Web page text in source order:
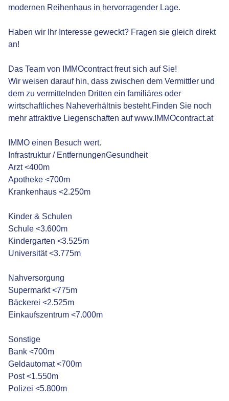
modernen Reihenhaus in hervorragender Lage.
Haben wir Ihr Interesse geweckt? Fragen sie gleich direkt
an!
Das Team von IMMOcontract freut sich auf Sie!
Wir weisen darauf hin, dass zwischen dem Vermittler und
dem zu vermittelnden Dritten ein familiäres oder
wirtschaftliches Naheverhältnis besteht.Finden Sie noch
mehr attraktive Liegenschaften auf www.IMMOcontract.at
IMMO einen Besuch wert.
Infrastruktur / EntfernungenGesundheit
Arzt <400m
Apotheke <700m
Krankenhaus <2.250m
Kinder & Schulen
Schule <3.600m
Kindergarten <3.525m
Universität <3.775m
Nahversorgung
Supermarkt <775m
Bäckerei <2.525m
Einkaufszentrum <7.000m
Sonstige
Bank <700m
Geldautomat <700m
Post <1.550m
Polizei <5.800m